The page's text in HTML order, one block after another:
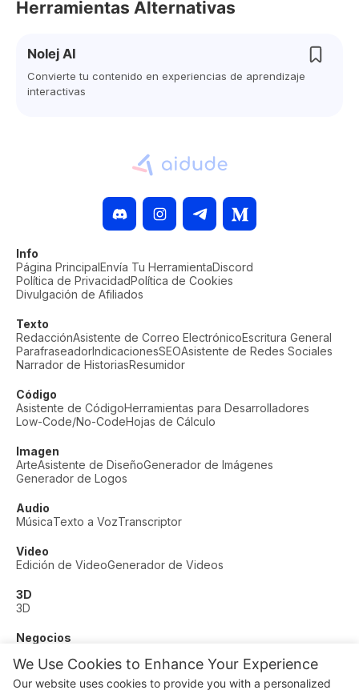
We Use Cookies to Enhance Your Experience
Our website uses cookies to provide you with a personalized
Herramientas Alternativas
Nolej AI
Convierte tu contenido en experiencias de aprendizaje
interactivas
Info
Página PrincipalEnvía Tu HerramientaDiscord
Política de PrivacidadPolítica de Cookies
Divulgación de Afiliados
Texto
RedacciónAsistente de Correo ElectrónicoEscritura General
ParafraseadorIndicacionesSEOAsistente de Redes Sociales
Narrador de HistoriasResumidor
Código
Asistente de CódigoHerramientas para Desarrolladores
Low-Code/No-CodeHojas de Cálculo
Imagen
ArteAsistente de DiseñoGenerador de Imágenes
Generador de Logos
Audio
MúsicaTexto a VozTranscriptor
Video
Edición de VideoGenerador de Videos
3D
3D
Negocios
Otros